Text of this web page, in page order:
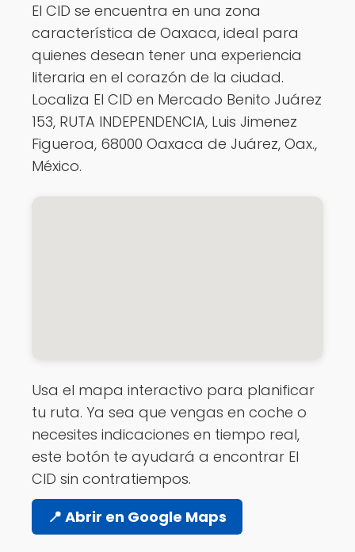
El CID se encuentra en una zona
característica de Oaxaca, ideal para
quienes desean tener una experiencia
literaria en el corazón de la ciudad.
Localiza El CID en Mercado Benito Juárez
153, RUTA INDEPENDENCIA, Luis Jimenez
Figueroa, 68000 Oaxaca de Juárez, Oax.,
México.
Usa el mapa interactivo para planificar
tu ruta. Ya sea que vengas en coche o
necesites indicaciones en tiempo real,
este botón te ayudará a encontrar El
CID sin contratiempos.
📍 Abrir en Google Maps